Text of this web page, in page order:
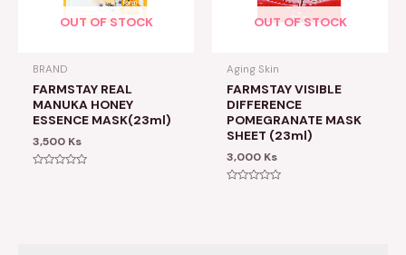
OUT OF STOCK
BRAND
FARMSTAY REAL
MANUKA HONEY
ESSENCE MASK(23ml)
3,500 Ks
OUT OF STOCK
Aging Skin
FARMSTAY VISIBLE
DIFFERENCE
POMEGRANATE MASK
SHEET (23ml)
3,000 Ks